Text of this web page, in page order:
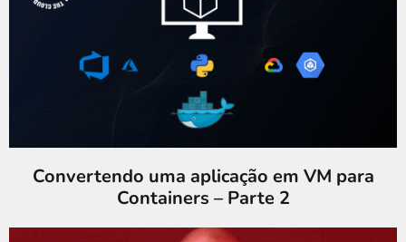
Convertendo uma aplicação em VM para
Containers – Parte 2